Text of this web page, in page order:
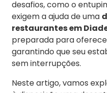
desafios, como o
exigem a ajuda de uma
restaurantes em
preparada para
garantindo que seu
sem interrupções.
Neste artigo, vamos